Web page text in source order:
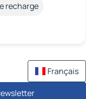
recharge
Français